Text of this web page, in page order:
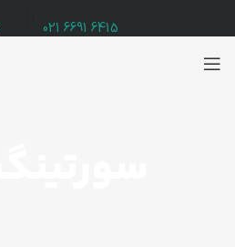
6415 6691 021